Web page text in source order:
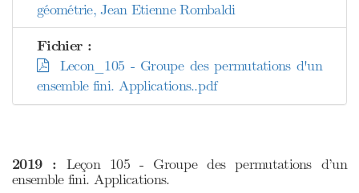
géométrie, Jean Etienne Rombaldi
Fichier :
Lecon_105 - Groupe des permutations d'un
ensemble fini. Applications..pdf
2019 : Leçon 105 - Groupe des permutations d’un
ensemble fini. Applications.